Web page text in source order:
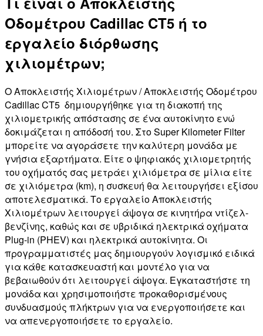
Οδομέτρου Cadillac CT5 ή το
εργαλείο διόρθωσης
χιλιομέτρων;
Ο Αποκλειστής Χιλιομέτρων / Αποκλειστής Οδομέτρου
Cadillac CT5 δημιουργήθηκε για τη διακοπή της
χιλιομετρικής απόστασης σε ένα αυτοκίνητο ενώ
δοκιμάζεται η απόδοσή του. Στο Super Kilometer Filter
μπορείτε να αγοράσετε την καλύτερη μονάδα με
γνήσια εξαρτήματα. Είτε ο ψηφιακός χιλιομετρητής
του οχήματός σας μετράει χιλιόμετρα σε μίλια είτε
σε χιλιόμετρα (km), η συσκευή θα λειτουργήσει εξίσου
αποτελεσματικά. Το εργαλείο Αποκλειστής
Χιλιομέτρων λειτουργεί άψογα σε κινητήρα ντίζελ-
βενζίνης, καθώς και σε υβριδικά ηλεκτρικά οχήματα
Plug-in (PHEV) και ηλεκτρικά αυτοκίνητα. Οι
προγραμματιστές μας δημιουργούν λογισμικό ειδικά
για κάθε κατασκευαστή και μοντέλο για να
βεβαιωθούν ότι λειτουργεί άψογα. Εγκαταστήστε τη
μονάδα και χρησιμοποιήστε προκαθορισμένους
συνδυασμούς πλήκτρων για να ενεργοποιήσετε και
να απενεργοποιήσετε το εργαλείο.